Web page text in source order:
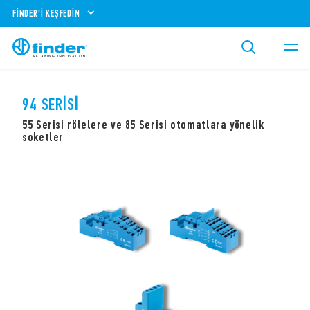
FINDER'I KEŞFEDIN
94 SERISI
55 Serisi rölelere ve 85 Serisi otomatlara yönelik
soketler